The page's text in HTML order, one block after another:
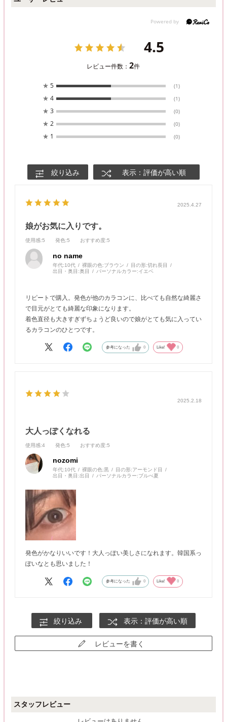
4.5
レビュー件数：2件
★ 5 (1)
★ 4 (1)
★ 3 (0)
★ 2 (0)
★ 1 (0)
絞り込み 表示：評価が高い順
2025.4.27
娘がお気に入りです。
使用感:5 発色:5 おすすめ度:5
no name
年代:10代 裸眼の色:ブラウン 目の形:切れ長目
出目・奥目:奥目 パーソナルカラー:イエベ
リピートで購入。発色が他のカラコンに、比べても自然な綺麗さ
で目元がとても綺麗な印象になります。
着色直径も大きすぎずちょうど良いので娘がとても気に入ってい
るカラコンのひとつです。
参考になった 0 Like! 0
2025.2.18
大人っぽくなれる
使用感:4 発色:5 おすすめ度:5
nozomi
年代:10代 裸眼の色:黒 目の形:アーモンド目
出目・奥目:出目 パーソナルカラー:ブルべ夏
発色がかなりいいです！大人っぽい美しさになれます。韓国系っ
ぽいなとも思いました！
参考になった 0 Like! 0
絞り込み 表示：評価が高い順
レビューを書く
スタッフレビュー